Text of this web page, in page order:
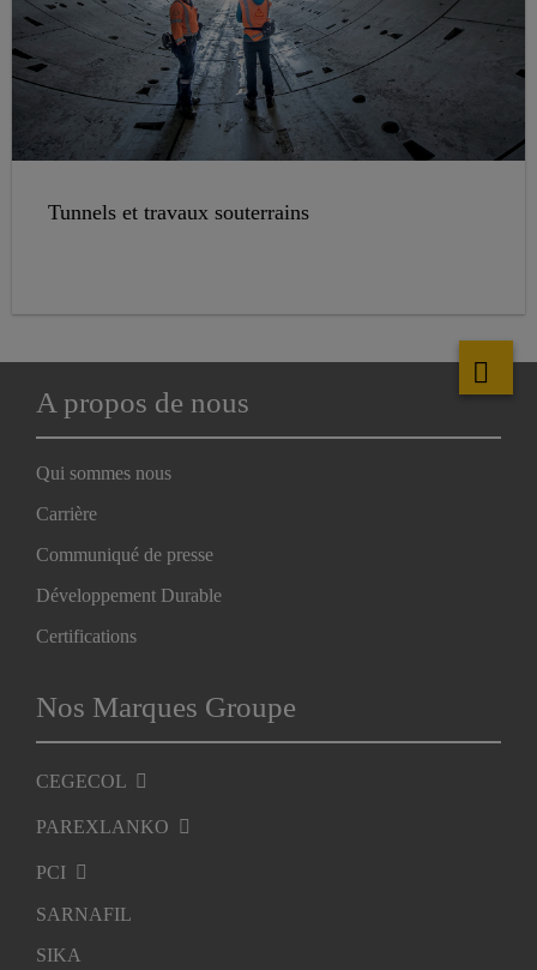
Tunnels et travaux souterrains
A propos de nous
Qui sommes nous
Carrière
Communiqué de presse
Développement Durable
Certifications
Nos Marques Groupe
CEGECOL
PAREXLANKO
PCI
SARNAFIL
SIKA